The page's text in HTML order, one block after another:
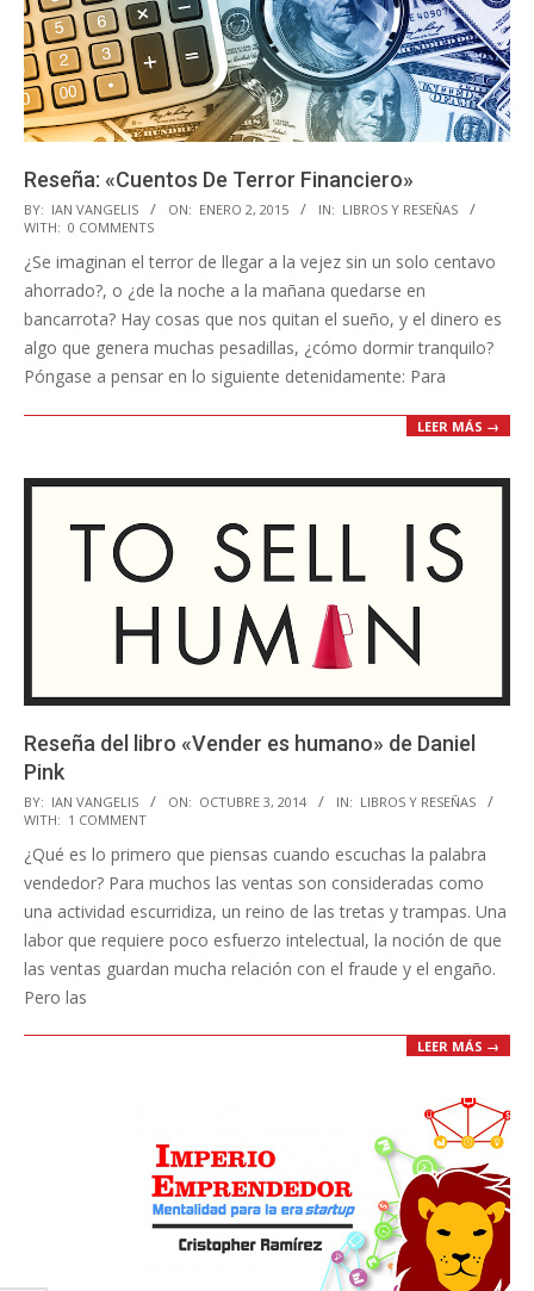
Reseña: «Cuentos De Terror Financiero»
2015-
01-
02
BY: IAN VANGELIS ON: ENERO 2, 2015 IN: LIBROS Y RESEÑAS
WITH: 0 COMMENTS
¿Se imaginan el terror de llegar a la vejez sin un solo centavo
ahorrado?, o ¿de la noche a la mañana quedarse en
bancarrota? Hay cosas que nos quitan el sueño, y el dinero es
algo que genera muchas pesadillas, ¿cómo dormir tranquilo?
Póngase a pensar en lo siguiente detenidamente: Para
LEER MÁS →
Reseña del libro «Vender es humano» de Daniel
Pink
2014-
10-
03
BY: IAN VANGELIS ON: OCTUBRE 3, 2014 IN: LIBROS Y RESEÑAS
WITH: 1 COMMENT
¿Qué es lo primero que piensas cuando escuchas la palabra
vendedor? Para muchos las ventas son consideradas como
una actividad escurridiza, un reino de las tretas y trampas. Una
labor que requiere poco esfuerzo intelectual, la noción de que
las ventas guardan mucha relación con el fraude y el engaño.
Pero las
LEER MÁS →